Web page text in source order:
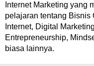
Internet Marketing yang
pelajaran tentang Bisnis
Internet, Digital
Entrepreneurship,
biasa lainnya.